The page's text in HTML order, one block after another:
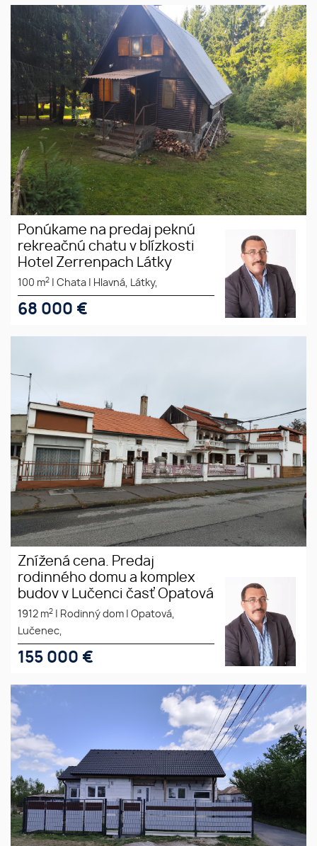
Ponúkame na predaj peknú
rekreačnú chatu v blízkosti
Hotel Zerrenpach Látky
Ponúkame na predaj peknú
rekreačnú chatu v blízkosti
Hotel Zerrenpach Látky
100 m2 Chata Hlavná, Látky,
68 000 €
Lučenci časť Opatová
Znížená cena. Predaj
rodinného domu a komplex
budov v Lučenci časť Opatová
1912 m2 Rodinný dom
Opatová,
Lučenec,
155 000 €
Ponúkame na predaj rod. dom
rozostavaný v obci Rapovce pri
termálnom kúpalisku